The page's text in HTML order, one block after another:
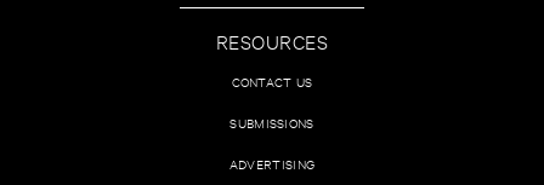
RESOURCES
CONTACT US
SUBMISSIONS
ADVERTISING